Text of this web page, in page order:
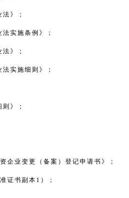
》；
实施条例》；
》；
实施细则》；
》；
企业变更（备案）登记申请书》；
证书副本 1 ）；